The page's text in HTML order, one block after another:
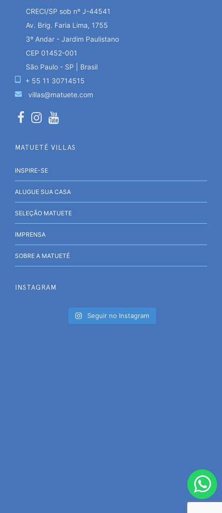
CRECI/SP sob nº J-44541
Av. Brig. Faria Lima, 1755
3º Andar - Jardim Paulistano
CEP 01452-001
São Paulo - SP | Brasil
+ 55 11 30714515
villas@matuete.com
MATUETÉ VILLAS
INSPIRE-SE
ALUGUE SUA CASA
SELEÇÃO MATUETE
IMPRENSA
SOBRE A MATUETÉ
INSTAGRAM
Seguir no Instagram